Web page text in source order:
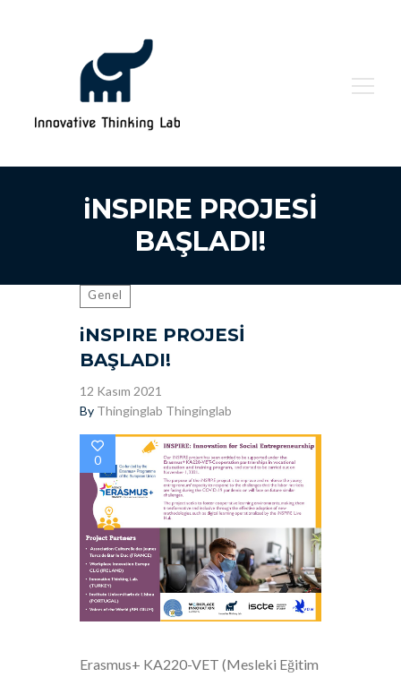
Arama:
iNSPIRE PROJESİ
BAŞLADI!
Genel
iNSPIRE PROJESİ
BAŞLADI!
12 Kasım 2021
By Thinginglab Thinginglab
0
Erasmus+ KA220-VET (Mesleki Eğitim